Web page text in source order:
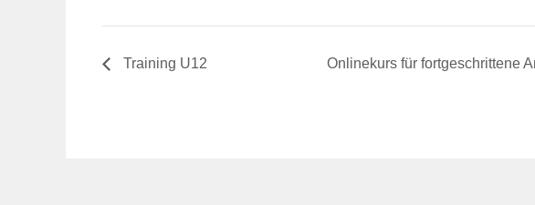
Training U12 Onlinekurs für fortgeschrittene